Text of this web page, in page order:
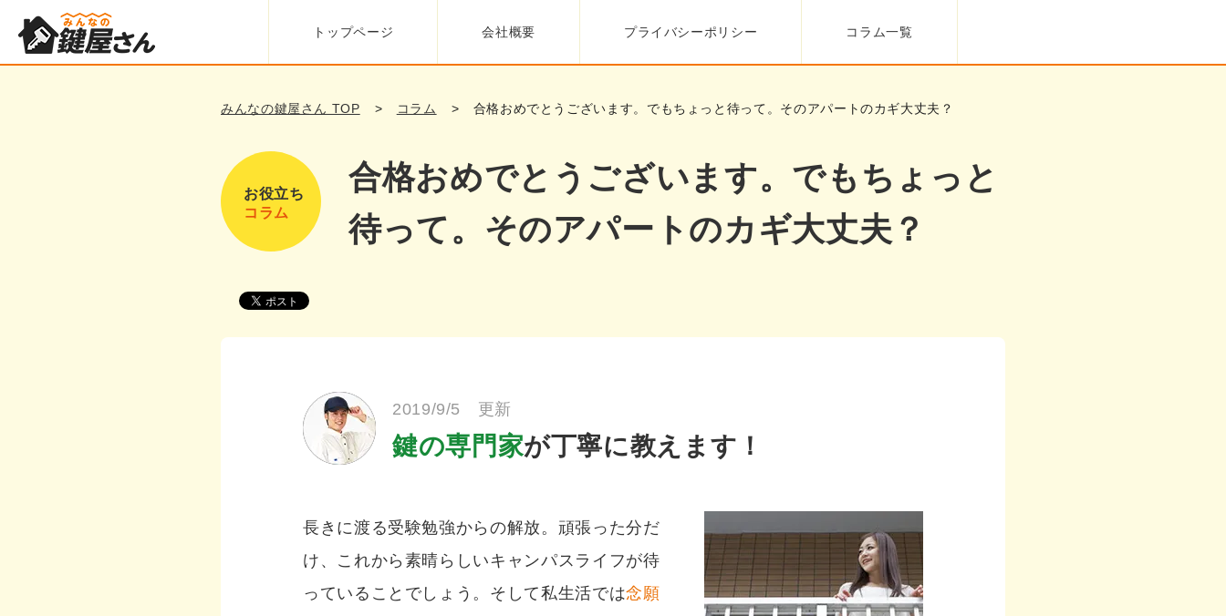
トップページ 会社概要 プライバシーポリシー コラム一覧
みんなの鍵屋さん TOP コラム 合格おめでとうございます。でもちょっと待って。そのアパートのカギ大丈夫？
お役立ち
コラム
合格おめでとうございます。でもちょっと
待って。そのアパートのカギ大丈夫？
2019/9/5 更新
鍵の専門家が丁寧に教えます！
長きに渡る受験勉強からの解放。頑張った分だ
け、これから素晴らしいキャンパスライフが待
っていることでしょう。そして私生活では念願